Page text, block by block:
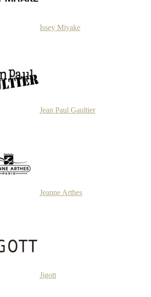
Issey Miyake
Jean Paul Gaultier
Jeanne Arthes
Jigott